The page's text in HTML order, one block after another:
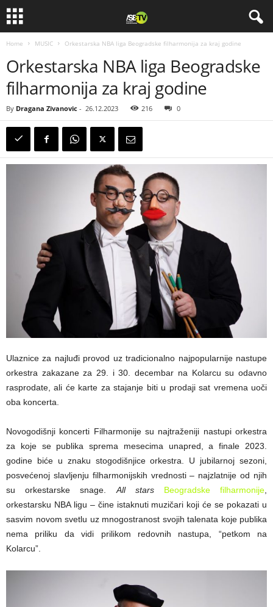
Home MUSIC Orkestarska NBA liga Beogradske filharmonija za kraj godine
Orkestarska NBA liga Beogradske
filharmonija za kraj godine
By Dragana Zivanovic - 26.12.2023 216 0
Ulaznice za najluđi provod uz tradicionalno najpopularnije nastupe
orkestra zakazane za 29. i 30. decembar na Kolarcu su odavno
rasprodate, ali će karte za stajanje biti u prodaji sat vremena uoči
oba koncerta.
Novogodišnji koncerti Filharmonije su najtraženiji nastupi orkestra
za koje se publika sprema mesecima unapred, a finale 2023.
godine biće u znaku stogodišnjice orkestra. U jubilarnoj sezoni,
posvećenoj slavljenju filharmonijskih vrednosti – najzlatnije od njih
su orkestarske snage.All stars Beogradske filharmonije,
orkestarsku NBA ligu – čine istaknuti muzičari koji će se pokazati u
sasvim novom svetlu uz mnogostranost svojih talenata koje publika
nema priliku da vidi prilikom redovnih nastupa, “petkom na
Kolarcu”.